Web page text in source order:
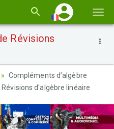
la
Révisions
Compléments d’algèbre
d'algèbre linéaire